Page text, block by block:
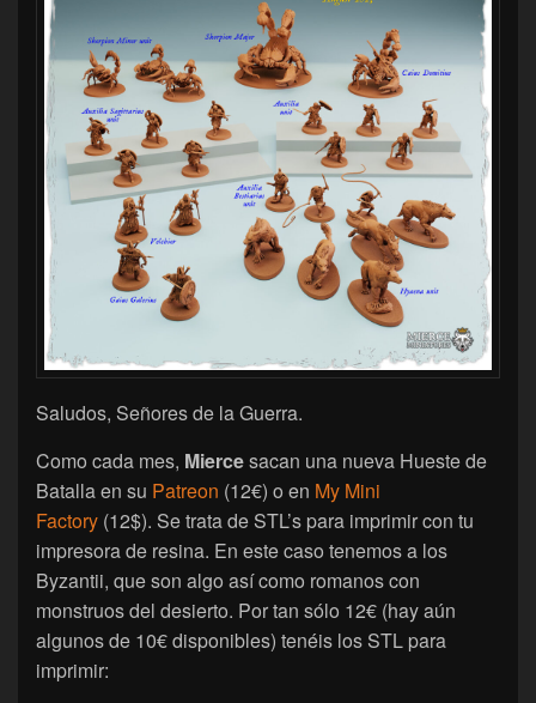
Saludos, Señores de la Guerra.
Como cada mes, Miercesacan una nueva Hueste de
Batalla en su Patreon (12€) o en My Mini
Factory (12$). Se trata de STL’s para imprimir con tu
impresora de resina. En este caso tenemos a los
Byzantii, que son algo así como romanos con
monstruos del desierto. Por tan sólo 12€ (hay aún
algunos de 10€ disponibles) tenéis los STL para
imprimir: